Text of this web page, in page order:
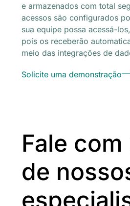
e armazenados com total
acessos são configurados
sua equipe possa acessá-
pois os receberão
meio das integrações de
Solicite uma demonstração
Fale com
de